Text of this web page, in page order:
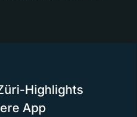
Highlights
App